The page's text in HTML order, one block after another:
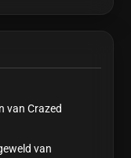
van Crazed
van